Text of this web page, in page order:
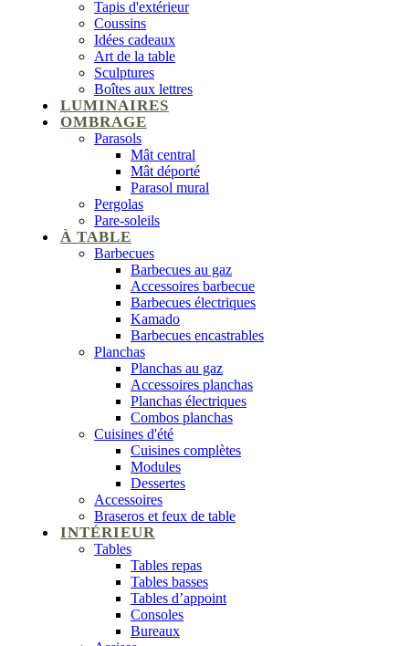
Tapis d'extérieur
Coussins
Idées cadeaux
Art de la table
Sculptures
Boîtes aux lettres
LUMINAIRES
OMBRAGE
Parasols
Mât central
Mât déporté
Parasol mural
Pergolas
Pare-soleils
À TABLE
Barbecues
Barbecues au gaz
Accessoires barbecue
Barbecues électriques
Kamado
Barbecues encastrables
Planchas
Planchas au gaz
Accessoires planchas
Planchas électriques
Combos planchas
Cuisines d'été
Cuisines complètes
Modules
Dessertes
Accessoires
Braseros et feux de table
INTÉRIEUR
Tables
Tables repas
Tables basses
Tables d’appoint
Consoles
Bureaux